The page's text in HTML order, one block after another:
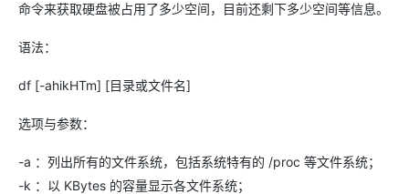
命令来获取硬盘被占用了多少空间，目前还剩下多少空间等信息。
语法：
df [-ahikHTm] [目录或文件名]
选项与参数：
-a ：列出所有的文件系统，包括系统特有的 /proc 等文件系统；
-k ：以 KBytes 的容量显示各文件系统；